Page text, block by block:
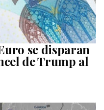
se disparan
de Trump al